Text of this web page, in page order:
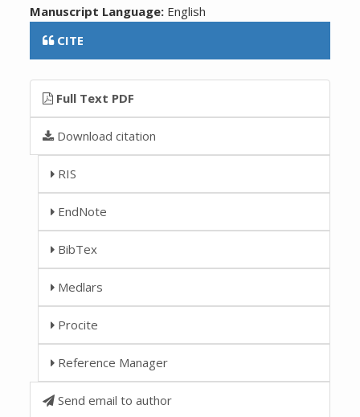
Manuscript Language: English
CITE
Full Text PDF
Download citation
RIS
EndNote
BibTex
Medlars
Procite
Reference Manager
Send email to author